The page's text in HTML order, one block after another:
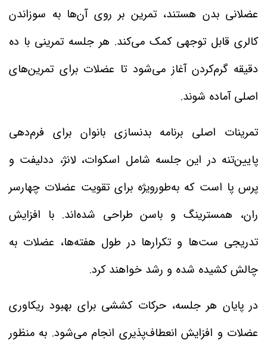
عضلانی بدن هستند، تمرین بر روی آن‌ها به سوزاندن
کالری قابل توجهی کمک می‌کند. هر جلسه تمرینی با ده
دقیقه گرم‌کردن آغاز می‌شود تا عضلات برای تمرین‌های
اصلی آماده شوند.
تمرینات اصلی برنامه بدنسازی بانوان برای فرم‌دهی
پایین‌تنه در این جلسه شامل اسکوات، لانژ، ددلیفت و
پرس پا است که به‌طورویژه برای تقویت عضلات چهارسر
ران، همسترینگ و باسن طراحی شده‌اند. با افزایش
تدریجی ست‌ها و تکرارها در طول هفته‌ها، عضلات به
چالش کشیده شده و رشد خواهند کرد.
در پایان هر جلسه، حرکات کششی برای بهبود ریکاوری
عضلات و افزایش انعطاف‌پذیری انجام می‌شود. به منظور